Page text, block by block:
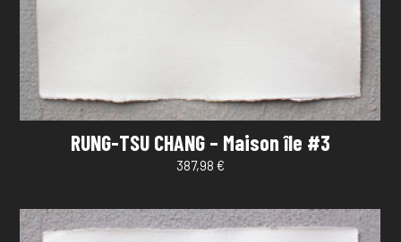
RUNG-TSU CHANG – Maison île #3
387,98 €